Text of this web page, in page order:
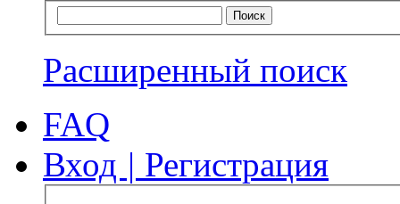
Расширенный поиск
FAQ
Вход | Регистрация